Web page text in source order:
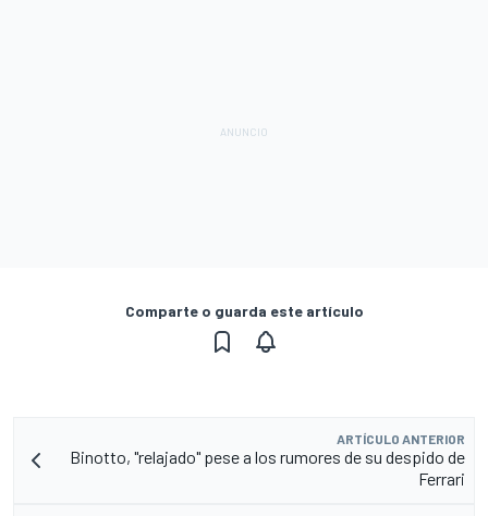
Comparte o guarda este artículo
ARTÍCULO ANTERIOR
Binotto, "relajado" pese a los rumores de su despido de
Ferrari